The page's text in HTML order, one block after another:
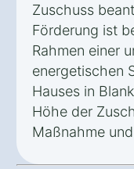
Zuschuss
Förderung ist
Rahmen einer
energetischen
Hauses in
Höhe der
Maßnahme